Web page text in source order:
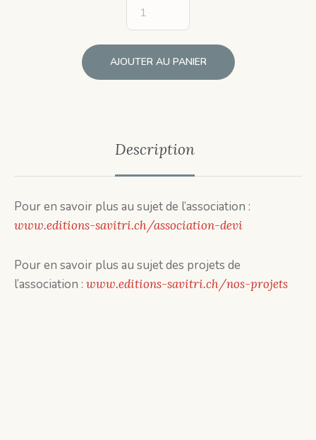
AJOUTER AU PANIER
Description
Pour en savoir plus au sujet de l’association :
www.editions-savitri.ch/association-devi
Pour en savoir plus au sujet des projets de
l’association : www.editions-savitri.ch/nos-projets